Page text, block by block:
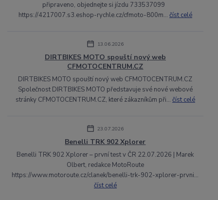
připraveno, objednejte si jízdu 733537099
https://4217007.s3.eshop-rychle.cz/cfmoto-800m... číst celé
13.06.2026
DIRTBIKES MOTO spouští nový web
CFMOTOCENTRUM.CZ
DIRTBIKES MOTO spouští nový web CFMOTOCENTRUM.CZ
Společnost DIRTBIKES MOTO představuje své nové webové
stránky CFMOTOCENTRUM.CZ, které zákazníkům při... číst celé
23.07.2026
Benelli TRK 902 Xplorer
Benelli TRK 902 Xplorer – první test v ČR 22.07.2026 | Marek
Olbert, redakce MotoRoute
https://www.motoroute.cz/clanek/benelli-trk-902-xplorer-prvni...
číst celé